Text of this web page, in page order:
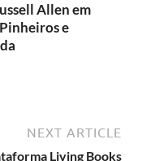
Allen em
e
NEXT ARTICLE
Living Books